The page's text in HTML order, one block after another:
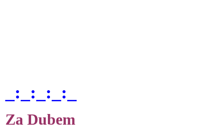
_:_:_:_:_
Za Dubem